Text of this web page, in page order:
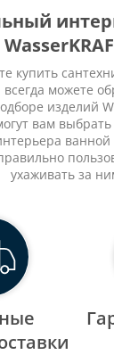
купить
можете
изделий
вам
ухаживать за